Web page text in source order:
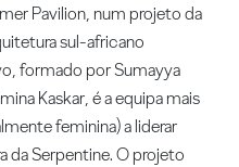
Pavilion, num projeto da
sul-africano
formado por Sumayya
Kaskar, é a equipa mais
feminina) a liderar
da Serpentine. O projeto